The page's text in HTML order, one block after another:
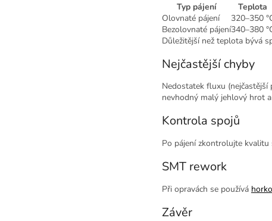
Typ pájení
Teplota
Olovnaté pájení
320–350
Bezolovnaté pájení340–380
Důležitější než teplota bývá
Nejčastější chyby
Nedostatek fluxu
nevhodný malý jehlový hrot
Kontrola spojů
Po pájení zkontrolujte
SMT rework
Při opravách se používá
Závěr